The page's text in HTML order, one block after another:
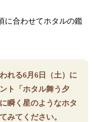
に合わせてホタルの鑑
れる6月6日（土）に
ト「ホタル舞う夕
瞬く星のようなホタ
みてください。